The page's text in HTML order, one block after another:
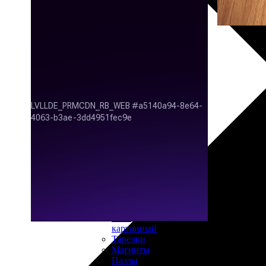
картины
ФотоПостеры
ФотоПодушки
картонный
Тарелки
Магниты
Пазлы